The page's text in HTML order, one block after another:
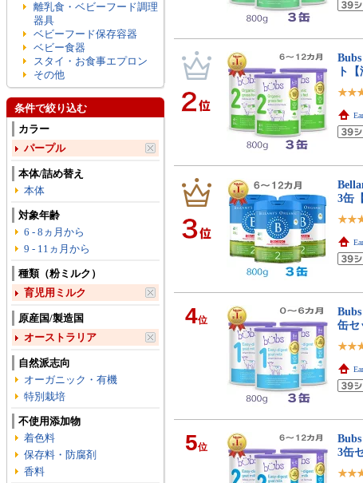
ト
3缶
4位
缶セ
5位
3缶
離乳食・ベビーフード調理
器具
ベビーフード保存容器
ベビー食器
スタイ・お食事エプロン
その他
条件で絞り込む
カラー
パープル
本体/詰め替え
本体
対象年齢
6 - 8ヵ月から
9 - 11ヵ月から
種類（粉ミルク）
育児用ミルク
原産国/製造国
オーストラリア
自然派志向
オーガニック・有機
特別栽培
不使用添加物
着色料
保存料・防腐剤
香料